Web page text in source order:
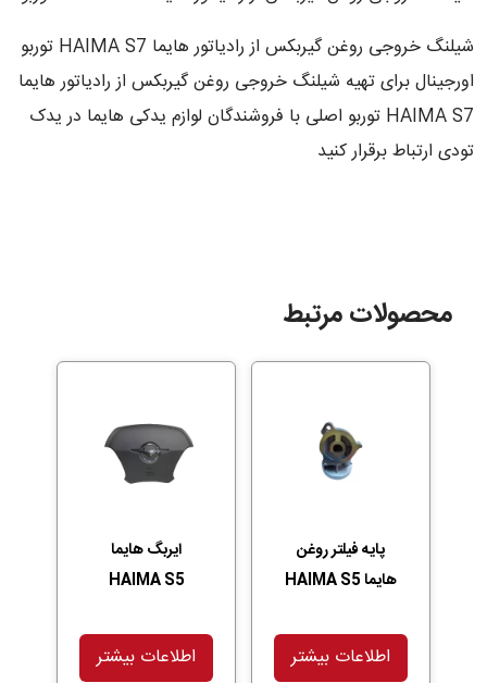
شیلنگ خروجی روغن گیربکس از رادیاتور هایما HAIMA S7 توربو
اورجینال برای تهیه شیلنگ خروجی روغن گیربکس از رادیاتور هایما
HAIMA S7 توربو اصلی با فروشندگان لوازم یدکی هایما در یدک
تودی ارتباط برقرار کنید
محصولات مرتبط
پایه فیلتر روغن
هایما HAIMA S5
اطلاعات بیشتر
ایربگ هایما
HAIMA S5
اطلاعات بیشتر